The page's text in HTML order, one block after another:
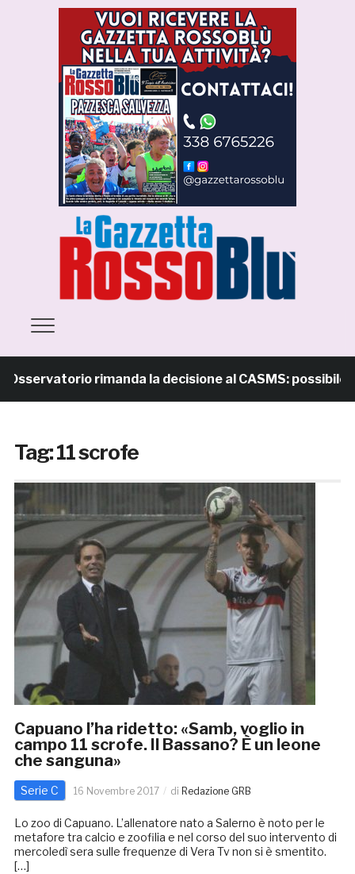
rimanda la decisione al CASMS: possibile
Tag:11 scrofe
Capuano l’ha ridetto: «Samb, voglio in
campo 11 scrofe. Il Bassano? È un leone
che sanguna»
Serie C 16 Novembre 2017 di Redazione GRB
Lo zoo di Capuano. L’allenatore nato a Salerno è noto per le
metafore tra calcio e zoofilia e nel corso del suo intervento di
mercoledì sera sulle frequenze di Vera Tv non si è smentito.
[…]